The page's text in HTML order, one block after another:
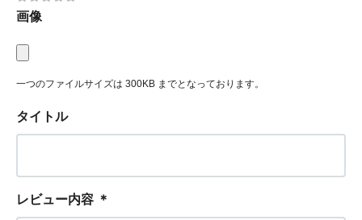
画像
一つのファイルサイズは 300KB までとなっております。
タイトル
レビュー内容 ＊